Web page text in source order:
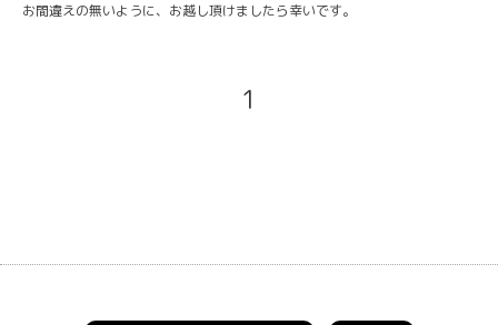
お間違えの無いように、お越し頂けましたら幸いです。
1